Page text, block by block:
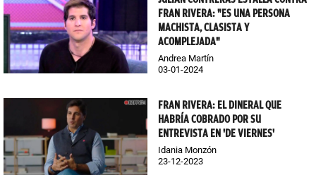
FRAN RIVERA: "ES UNA PERSONA
MACHISTA, CLASISTA Y
ACOMPLEJADA"
Andrea Martín
03-01-2024
FRAN RIVERA: EL DINERAL QUE
HABRÍA COBRADO POR SU
ENTREVISTA EN 'DE VIERNES'
Idania Monzón
23-12-2023